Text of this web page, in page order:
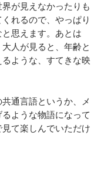
が見えなかったりも
れるので、やっぱり
思えます。あとは
人が見ると、年齢と
ような、すてきな映
通言語というか、メ
ような物語になって
て楽しんでいただけ